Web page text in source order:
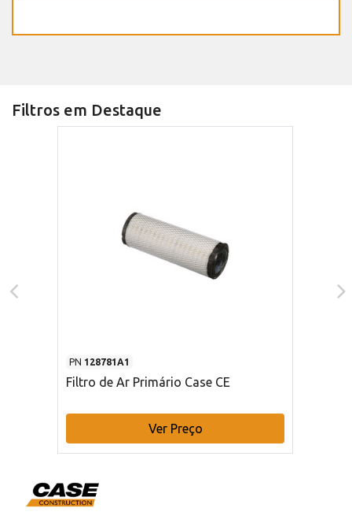
Filtros em Destaque
PN 128781A1
Filtro de Ar Primário Case CE
Ver Preço